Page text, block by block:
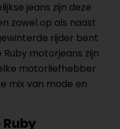
jeans zijn deze
zowel op als naast
rijder bent
motorjeans zijn
motorliefhebber
mix van mode en